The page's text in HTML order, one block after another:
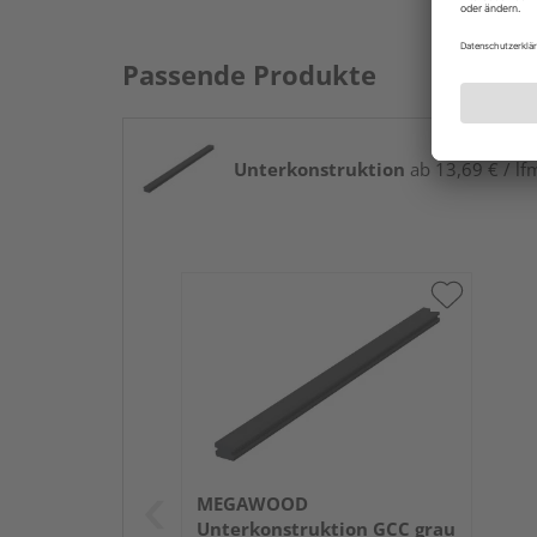
Passende Produkte
Unterkonstruktion ab 13,69 € /
MEGAWOOD
Unterkonstruktion GCC grau